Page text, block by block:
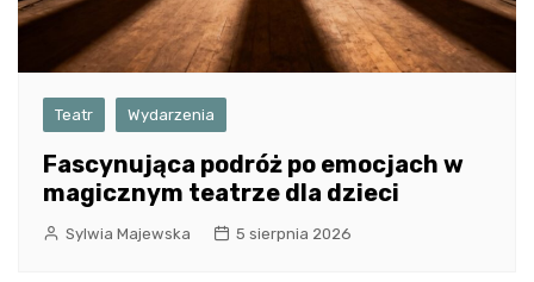
Teatr Wydarzenia
Fascynująca podróż po emocjach w
magicznym teatrze dla dzieci
Sylwia Majewska 5 sierpnia 2026